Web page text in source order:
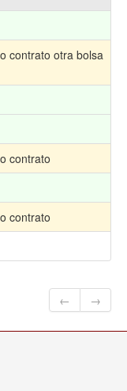
contrato otra bolsa
contrato
contrato
←
→